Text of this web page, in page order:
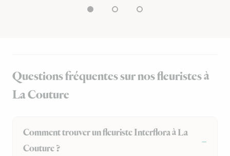
Questions fréquentes sur nos fleuristes à
La Couture
Comment trouver un fleuriste Interflora à La
Couture ?